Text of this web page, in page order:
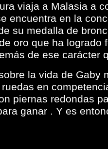
viaja a Malasia a
encuentra en la
su medalla de
oro que ha logrado
de ese carácter
la vida de Gaby
en
piernas redondas
ganar . Y es